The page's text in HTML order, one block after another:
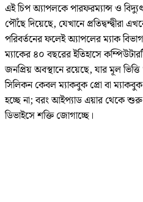
এই চিপ অ্যাপলকে পারফরম্যান্স ও
পৌঁছে দিয়েছে, যেখানে প্রতিদ্বন্দ্বীরা
পরিবর্তনের ফলেই অ্যাপলের ম্যাক
ম্যাকের ৪০ বছরের ইতিহাসে
জনপ্রিয় অবস্থানে রয়েছে, যার মূল
সিলিকন কেবল ম্যাকবুক প্রো বা
হচ্ছে না; বরং আইপ্যাড এয়ার থেকে
ডিভাইসে শক্তি জোগাচ্ছে।